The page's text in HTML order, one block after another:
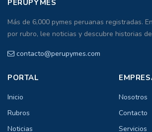
PERUPYMES
Más de 6,000 pymes peruanas registradas.
por rubro, lee noticias y descubre historias
contacto@perupymes.com
PORTAL
Inicio
Rubros
Noticias
Nosotros
Contacto
Servicios